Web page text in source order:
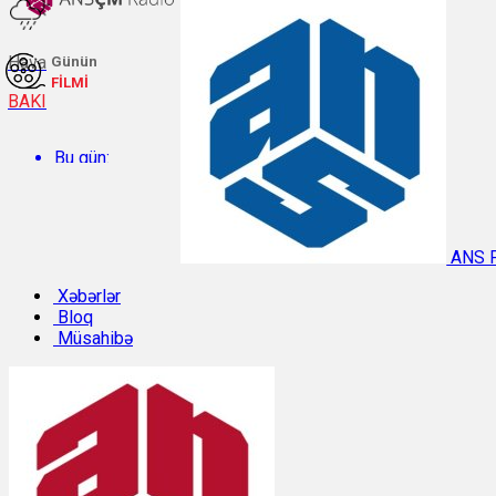
Hava
BAKI
Bu gün:
Temperatur: 29.9°C. Rütubət: 48%.
Sabah:
Günün
FİLMİ
ANS
Xəbərlər
Bloq
Müsahibə